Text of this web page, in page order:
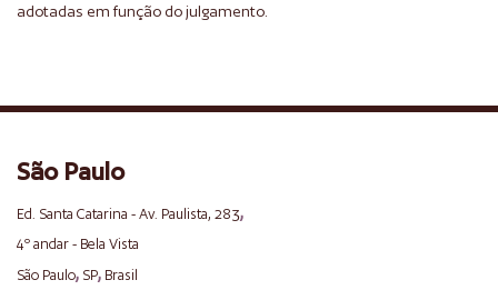
adotadas em função do julgamento.
São Paulo
Ed. Santa Catarina - Av. Paulista, 283,
4º andar - Bela Vista
São Paulo, SP, Brasil